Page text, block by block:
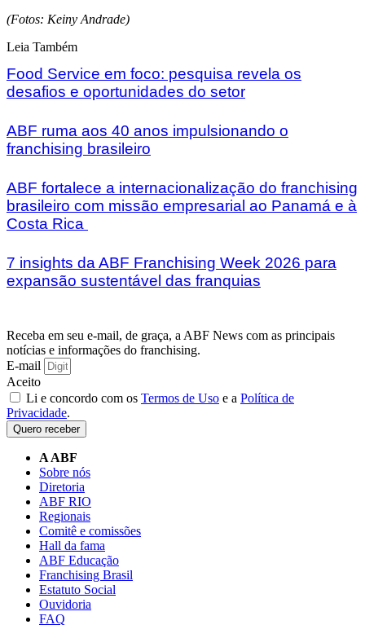
(Fotos: Keiny Andrade)
Leia Também
Food Service em foco: pesquisa revela os
desafios e oportunidades do setor
ABF ruma aos 40 anos impulsionando o
franchising brasileiro
ABF fortalece a internacionalização do franchising
brasileiro com missão empresarial ao Panamá e à
Costa Rica
7 insights da ABF Franchising Week 2026 para
expansão sustentável das franquias
Receba em seu e-mail, de graça, a ABF News com as principais
notícias e informações do franchising.
E-mail
Aceito
Li e concordo com os Termos de Uso e a Política de
Privacidade.
Quero receber
A ABF
Sobre nós
Diretoria
ABF RIO
Regionais
Comitê e comissões
Hall da fama
ABF Educação
Franchising Brasil
Estatuto Social
Ouvidoria
FAQ